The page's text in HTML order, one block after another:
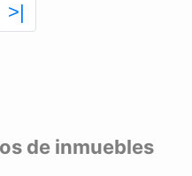
>|
de inmuebles